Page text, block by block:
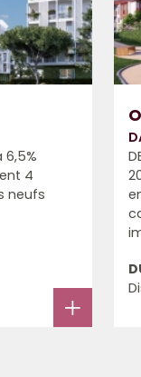
6,5%
4
neufs